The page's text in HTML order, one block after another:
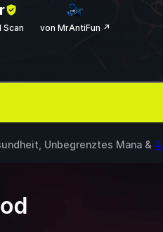
Scan von MrAntiFun ↗
Unbegrenztes Mana &